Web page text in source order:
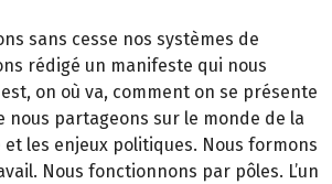
sans cesse nos systèmes de
rédigé un manifeste qui nous
on où va, comment on se présente
nous partageons sur le monde de la
et les enjeux politiques. Nous formons
Nous fonctionnons par pôles. L’un